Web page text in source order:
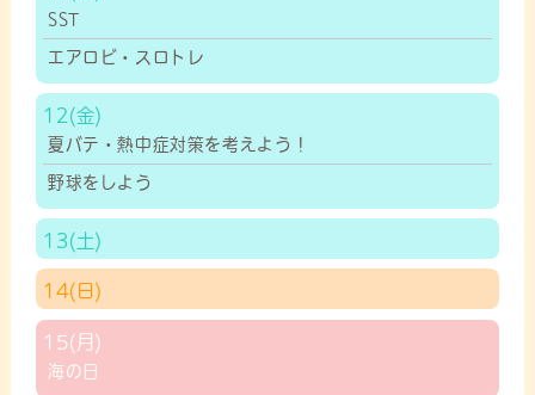
SST
エアロビ・スロトレ
12
夏バテ・熱中症対策を考えよう！
野球をしよう
13
14
15
海の日